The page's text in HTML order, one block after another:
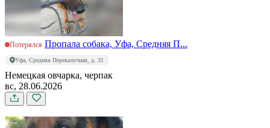
Потерялся Пропала собака, Уфа, Средняя П...
Уфа, Средняя Перевалочная, д. 31
Немецкая овчарка, черпак
вс, 28.06.2026